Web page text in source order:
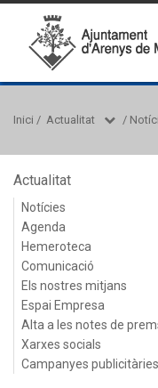
Inici / Actualitat /
Actualitat
Notícies
Agenda
Hemeroteca
Comunicació
Els nostres mitjans
Espai Empresa
Alta a les notes de
Xarxes socials
Campanyes